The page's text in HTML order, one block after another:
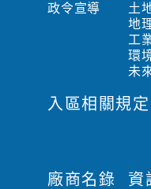
政令宣導
土
地
工
環
未
入區相關規定
廠商名錄 資